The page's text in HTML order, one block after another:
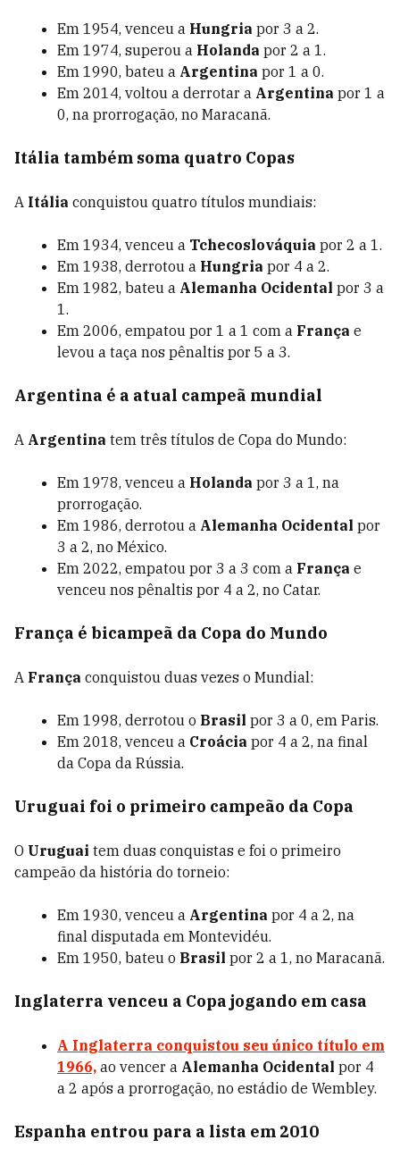
Em 1954, venceu a Hungria por 3 a 2.
Em 1974, superou a Holanda por 2 a 1.
Em 1990, bateu a Argentina por 1 a 0.
Em 2014, voltou a derrotar a Argentina por 1 a
0, na prorrogação, no Maracanã.
Itália também soma quatro Copas
A Itália conquistou quatro títulos mundiais:
Em 1934, venceu a Tchecoslováquia por 2 a 1.
Em 1938, derrotou a Hungria por 4 a 2.
Em 1982, bateu a Alemanha Ocidental por 3 a
1.
Em 2006, empatou por 1 a 1 com a França e
levou a taça nos pênaltis por 5 a 3.
Argentina é a atual campeã mundial
A Argentina tem três títulos de Copa do Mundo:
Em 1978, venceu a Holanda por 3 a 1, na
prorrogação.
Em 1986, derrotou a Alemanha Ocidental por
3 a 2, no México.
Em 2022, empatou por 3 a 3 com a França e
venceu nos pênaltis por 4 a 2, no Catar.
França é bicampeã da Copa do Mundo
A França conquistou duas vezes o Mundial:
Em 1998, derrotou o Brasil por 3 a 0, em Paris.
Em 2018, venceu a Croácia por 4 a 2, na final
da Copa da Rússia.
Uruguai foi o primeiro campeão da Copa
O Uruguai tem duas conquistas e foi o primeiro
campeão da história do torneio:
Em 1930, venceu a Argentina por 4 a 2, na
final disputada em Montevidéu.
Em 1950, bateu o Brasil por 2 a 1, no Maracanã.
Inglaterra venceu a Copa jogando em casa
A Inglaterra conquistou seu único título em
1966, ao vencer a Alemanha Ocidental por 4
a 2 após a prorrogação, no estádio de Wembley.
Espanha entrou para a lista em 2010